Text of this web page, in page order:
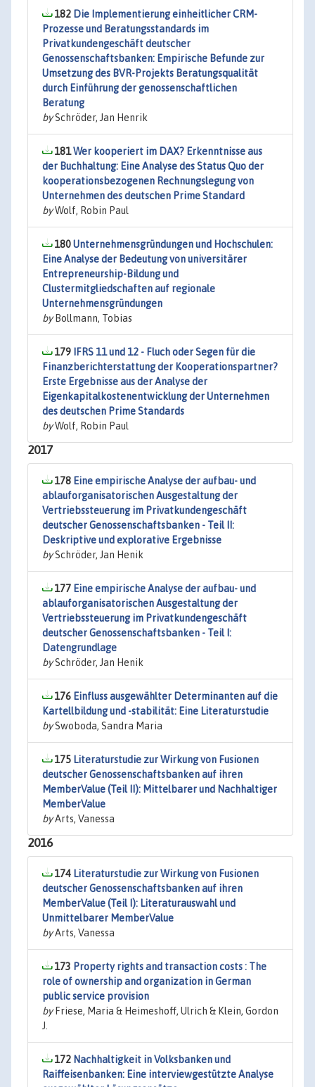
182 Die Implementierung einheitlicher CRM-
Prozesse und Beratungsstandards im
Privatkundengeschäft deutscher
Genossenschaftsbanken: Empirische Befunde zur
Umsetzung des BVR-Projekts Beratungsqualität
durch Einführung der genossenschaftlichen
Beratung
bySchröder, Jan Henrik
181Wer kooperiert im DAX? Erkenntnisse aus
der Buchhaltung: Eine Analyse des Status Quo der
kooperationsbezogenen Rechnungslegung von
Unternehmen des deutschen Prime Standard
byWolf, Robin Paul
180Unternehmensgründungen und Hochschulen:
Eine Analyse der Bedeutung von universitärer
Entrepreneurship-Bildung und
Clustermitgliedschaften auf regionale
Unternehmensgründungen
byBollmann, Tobias
179
IFRS 11 und 12 - Fluch oder Segen für die
Finanzberichterstattung der Kooperationspartner?
Erste Ergebnisse aus der Analyse der
Eigenkapitalkostenentwicklung der Unternehmen
des deutschen Prime Standards
byWolf, Robin Paul
2017
178 Eine empirische Analyse der aufbau- und
ablauforganisatorischen Ausgestaltung der
Vertriebssteuerung im Privatkundengeschäft
deutscher Genossenschaftsbanken - Teil II:
Deskriptive und explorative Ergebnisse
bySchröder, Jan Henik
177 Eine empirische Analyse der aufbau- und
ablauforganisatorischen Ausgestaltung der
Vertriebssteuerung im Privatkundengeschäft
deutscher Genossenschaftsbanken - Teil I:
Datengrundlage
bySchröder, Jan Henik
176 Einfluss ausgewählter Determinanten auf die
Kartellbildung und -stabilität: Eine Literaturstudie
bySwoboda, Sandra Maria
175 Literaturstudie zur Wirkung von Fusionen
deutscher Genossenschaftsbanken auf ihren
MemberValue (Teil II): Mittelbarer und Nachhaltiger
MemberValue
byArts, Vanessa
2016
174 Literaturstudie zur Wirkung von Fusionen
deutscher Genossenschaftsbanken auf ihren
MemberValue (Teil I): Literaturauswahl und
Unmittelbarer MemberValue
byArts, Vanessa
173 Property rights and transaction costs : The
role of ownership and organization in German
public service provision
byFriese, Maria & Heimeshoff, Ulrich & Klein, Gordon
J.
172 Nachhaltigkeit in Volksbanken und
Raiffeisenbanken: Eine interviewgestützte Analyse